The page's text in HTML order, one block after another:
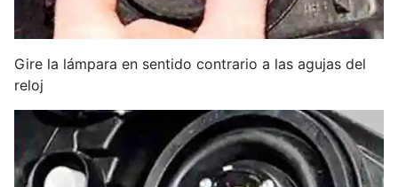
Gire la lámpara en sentido contrario a las agujas del
reloj